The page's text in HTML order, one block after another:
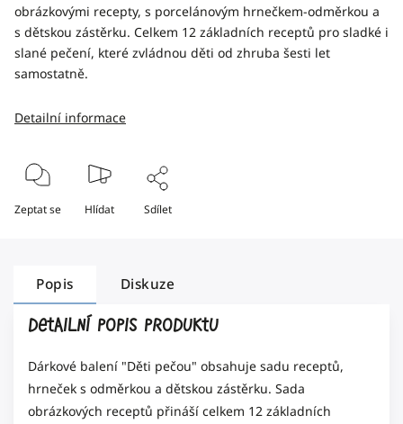
obrázkovými recepty, s porcelánovým hrnečkem-odměrkou a
s dětskou zástěrku. Celkem 12 základních receptů pro sladké i
slané pečení, které zvládnou děti od zhruba šesti let
samostatně.
Detailní informace
Zeptat se Hlídat Sdílet
Popis Diskuze
Detailní popis produktu
Dárkové balení "Děti pečou" obsahuje sadu receptů,
hrneček s odměrkou a dětskou zástěrku. Sada
obrázkových receptů přináší celkem 12 základních